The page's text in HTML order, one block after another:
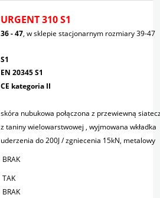
URGENT 310 S1
36 - 47, w sklepie stacjonarnym rozmiary 39-47
S1
EN 20345 S1
CE kategoria II
skóra nubukowa połączona z przewiewną
z taniny wielowarstwowej , wyjmowana wkładka
uderzenia do 200J / zgniecenia 15kN, metalowy
BRAK
TAK
BRAK